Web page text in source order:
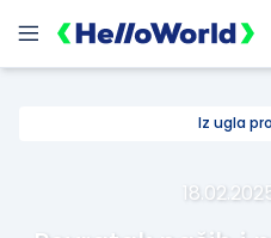
Iz ugla